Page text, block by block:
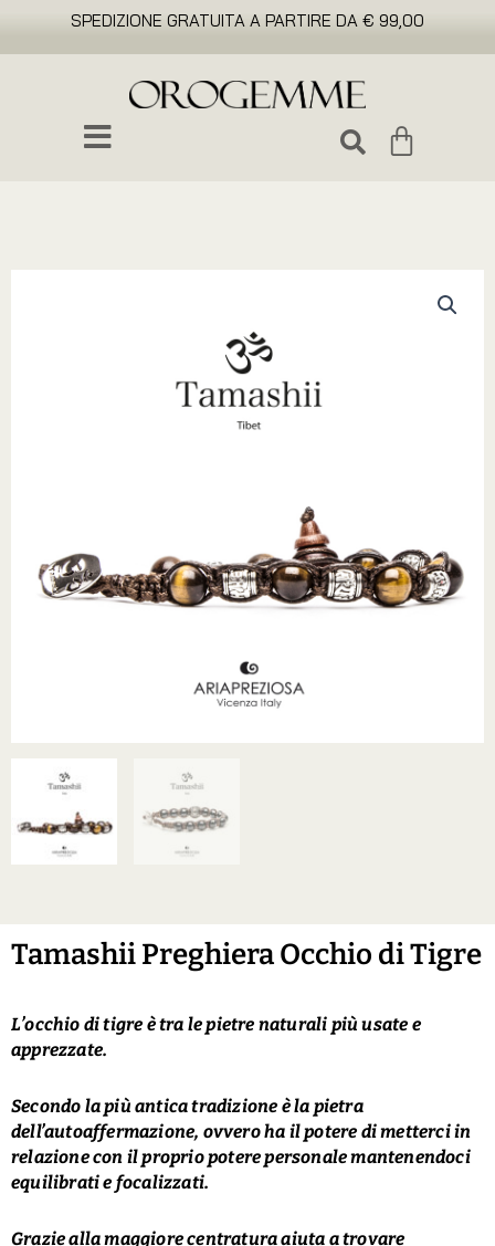
SPEDIZIONE GRATUITA A PARTIRE DA € 99,00
Tamashii Preghiera Occhio di Tigre
L’occhio di tigre è tra le pietre naturali più usate e
apprezzate.
Secondo la più antica tradizione è la pietra
dell’autoaffermazione, ovvero ha il potere di metterci in
relazione con il proprio potere personale mantenendoci
equilibrati e focalizzati.
Grazie alla maggiore centratura aiuta a trovare